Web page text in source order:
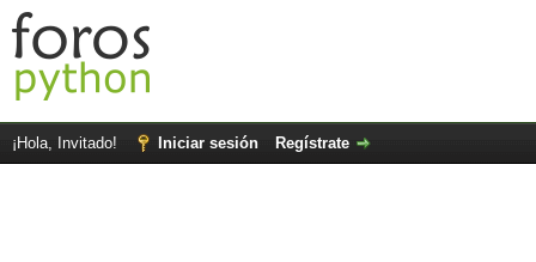
¡Hola, Invitado! Iniciar sesión Regístrate